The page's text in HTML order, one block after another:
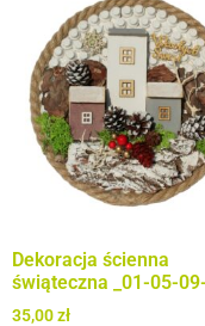
Dekoracja ścienna
świąteczna _01-05-
35,00zł